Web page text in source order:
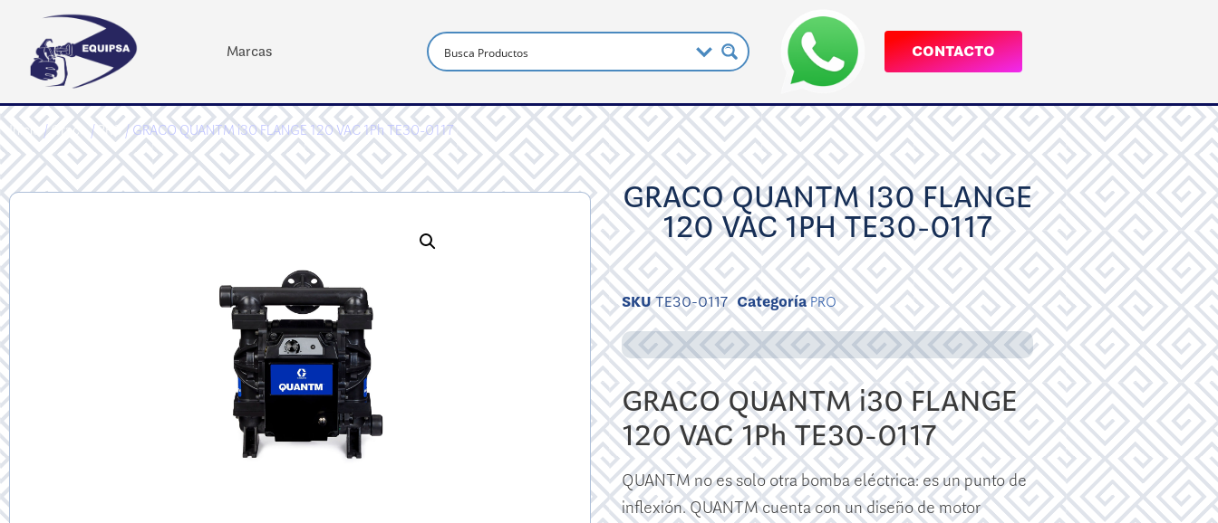
Marcas CONTACTO
Inicio/Graco/PRO/ GRACO QUANTM i30 FLANGE 120 VAC 1Ph TE30-0117
GRACO QUANTM I30 FLANGE
120 VAC 1PH TE30-0117
SKUTE30-0117 CategoríaPRO
GRACO QUANTM i30 FLANGE
120 VAC 1Ph TE30-0117
QUANTM no es solo otra bomba eléctrica: es un punto de
inflexión. QUANTM cuenta con un diseño de motor